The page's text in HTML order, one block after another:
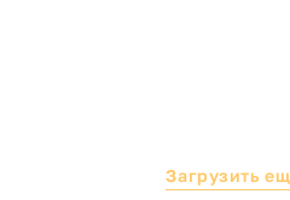
Загрузить